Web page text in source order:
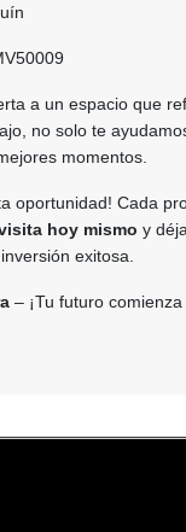
a un espacio que
no solo te
momentos.
oportunidad! Cada
hoy mismo y
exitosa.
– ¡Tu futuro